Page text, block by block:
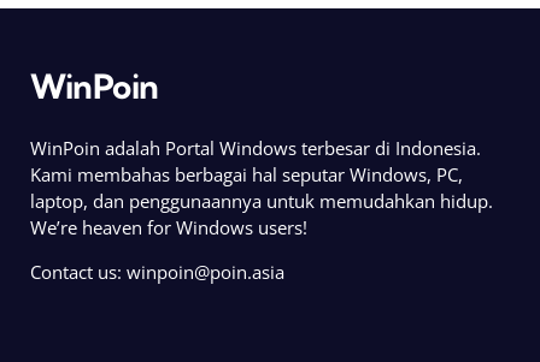
WinPoin
WinPoin adalah Portal Windows terbesar di Indonesia.
Kami membahas berbagai hal seputar Windows, PC,
laptop, dan penggunaannya untuk memudahkan hidup.
We’re heaven for Windows users!
Contact us: winpoin@poin.asia